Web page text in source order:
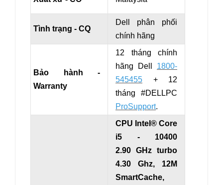
Tình trạng - CQ
Dell phân phối
chính hãng
Bảo hành -
Warranty
12 tháng chính
hãng Dell
1800-
545455
+ 12
tháng #DELLPC
ProSupport.
CPU Intel® Core
i5 - 10400
2.90 GHz turbo
4.30 Ghz, 12M
SmartCache,